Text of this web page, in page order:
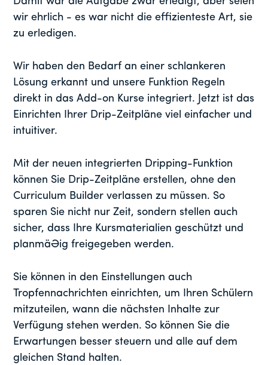
wir ehrlich - es war nicht die effizienteste Art, sie
zu erledigen.
Wir haben den Bedarf an einer schlankeren
Lösung erkannt und unsere Funktion Regeln
direkt in das Add-on Kurse integriert. Jetzt ist das
Einrichten Ihrer Drip-Zeitpläne viel einfacher und
intuitiver.
Mit der neuen integrierten Dripping-Funktion
können Sie Drip-Zeitpläne erstellen, ohne den
Curriculum Builder verlassen zu müssen. So
sparen Sie nicht nur Zeit, sondern stellen auch
sicher, dass Ihre Kursmaterialien geschützt und
planmäßig freigegeben werden.
Sie können in den Einstellungen auch
Tropfennachrichten einrichten, um Ihren Schülern
mitzuteilen, wann die nächsten Inhalte zur
Verfügung stehen werden. So können Sie die
Erwartungen besser steuern und alle auf dem
gleichen Stand halten.